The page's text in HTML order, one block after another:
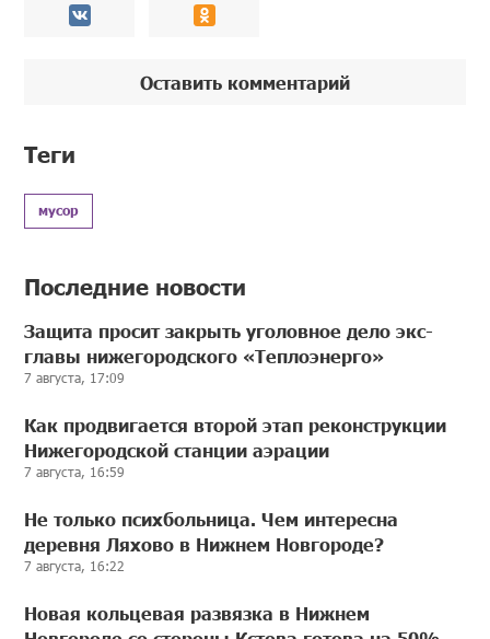
Оставить комментарий
Теги
мусор
Последние новости
Защита просит закрыть уголовное дело экс-
главы нижегородского «Теплоэнерго»
7 августа, 17:09
Как продвигается второй этап реконструкции
Нижегородской станции аэрации
7 августа, 16:59
Не только психбольница. Чем интересна
деревня Ляхово в Нижнем Новгороде?
7 августа, 16:22
Новая кольцевая развязка в Нижнем